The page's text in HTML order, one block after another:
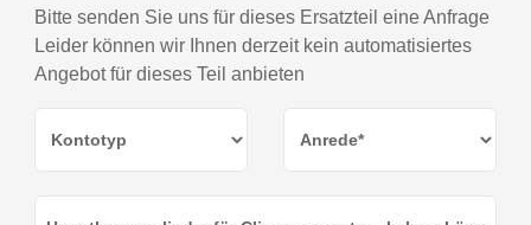
Bitte senden Sie uns für dieses Ersatzteil eine Anfrage
Leider können wir Ihnen derzeit kein automatisiertes
Angebot für dieses Teil anbieten